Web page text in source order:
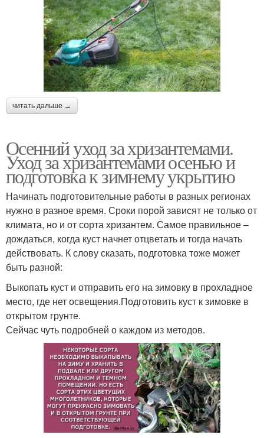
читать дальше →
Осенний уход за хризантемами.
Уход за хризантемами осенью и
подготовка к зимнему укрытию
Начинать подготовительные работы в разных регионах
нужно в разное время. Сроки порой зависят не только от
климата, но и от сорта хризантем. Самое правильное –
дождаться, когда куст начнет отцветать и тогда начать
действовать. К слову сказать, подготовка тоже может
быть разной:
Выкопать куст и отправить его на зимовку в прохладное
место, где нет освещения.Подготовить куст к зимовке в
открытом грунте.
Сейчас чуть подробней о каждом из методов.